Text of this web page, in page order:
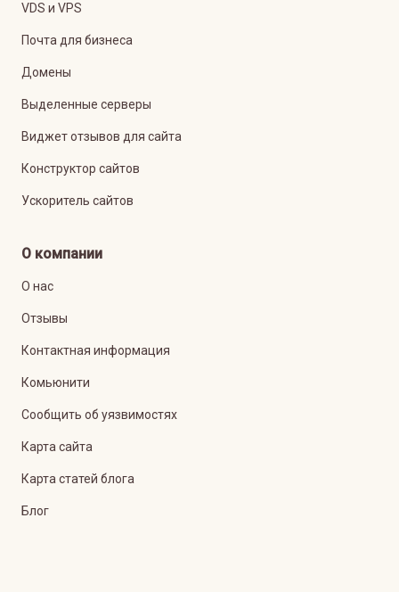
VDS и VPS
Почта для бизнеса
Домены
Выделенные серверы
Виджет отзывов для сайта
Конструктор сайтов
Ускоритель сайтов
О компании
О нас
Отзывы
Контактная информация
Комьюнити
Сообщить об уязвимостях
Карта сайта
Карта статей блога
Блог